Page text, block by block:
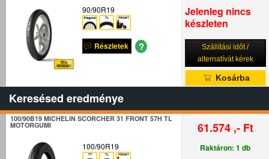
90/90R19
Részletek ?
Jelenleg nincs
készleten
Szállítási időt /
alternatívát kérek
Kosárba
Keresésed eredménye
100/90B19 MICHELIN SCORCHER 31 FRONT 57H TL
MOTORGUMI
100/90R19
61.574 ,- Ft
Raktáron: 1 db